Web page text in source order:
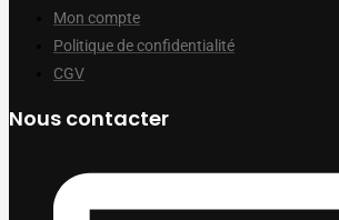
Mon compte
Politique de confidentialité
CGV
Nous contacter